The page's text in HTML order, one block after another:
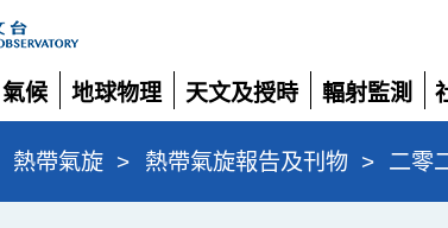
氣候
展
開
地球物理
展
開
天文及授時
展
開
輻射監測
展
開
熱帶氣旋 > 熱帶氣旋報告及刊物 > 二零